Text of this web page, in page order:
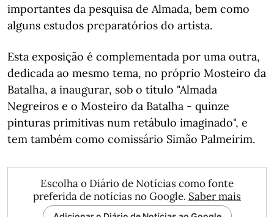
importantes da pesquisa de Almada, bem como
alguns estudos preparatórios do artista.
Esta exposição é complementada por uma outra,
dedicada ao mesmo tema, no próprio Mosteiro da
Batalha, a inaugurar, sob o título "Almada
Negreiros e o Mosteiro da Batalha - quinze
pinturas primitivas num retábulo imaginado", e
tem também como comissário Simão Palmeirim.
Escolha o Diário de Notícias como fonte
preferida de notícias no Google. Saber mais